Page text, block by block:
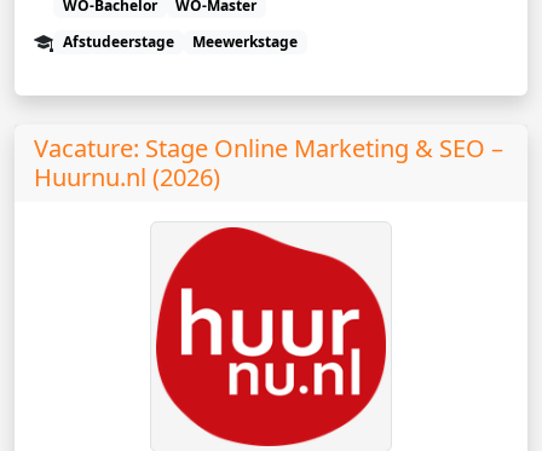
WO-Bachelor
WO-Master
Afstudeerstage
Meewerkstage
Vacature: Stage Online Marketing & SEO –
Huurnu.nl (2026)